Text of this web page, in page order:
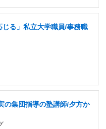
じる」私立大学職員/事務職
の集団指導の塾講師/夕方か